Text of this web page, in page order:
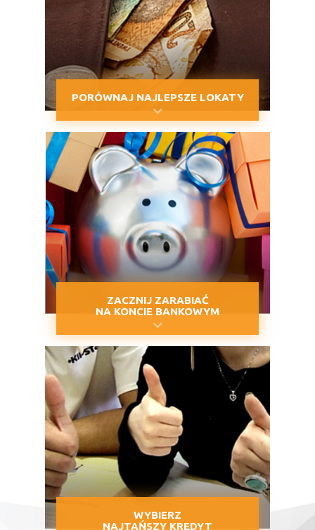
PORÓWNAJ NAJLEPSZE LOKATY
ZACZNIJ ZARABIAĆ
NA KONCIE BANKOWYM
WYBIERZ
NAJTAŃSZY KREDYT